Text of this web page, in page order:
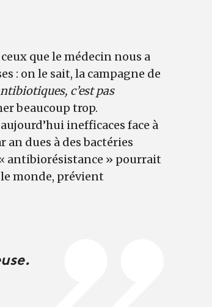
que le médecin nous a
: on le sait, la campagne de
c’est pas
beaucoup trop.
inefficaces face à
an dues à des bactéries
antibiorésistance » pourrait
monde, prévient